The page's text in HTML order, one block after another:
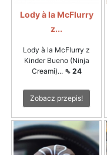
Lody à la McFlurry
z...
Lody à la McFlurry z
Kinder Bueno (Ninja
Creami)... ⇖ 24
Zobacz przepis!